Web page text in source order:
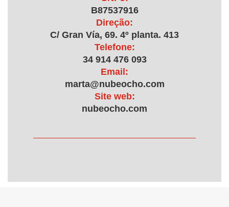
B87537916
Direção:
C/ Gran Vía, 69. 4º planta. 413
Telefone:
34 914 476 093
Email:
marta@nubeocho.com
Site web:
nubeocho.com